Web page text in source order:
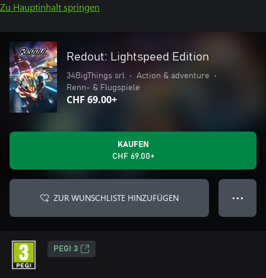
Zu Hauptinhalt springen
Redout: Lightspeed Edition
34BigThings srl • Action & adventure
•
Renn- & Flugspiele
CHF 69.00+
KAUFEN
CHF 69.00+
ZUR WUNSCHLISTE HINZUFÜGEN ● ● ●
PEGI 3